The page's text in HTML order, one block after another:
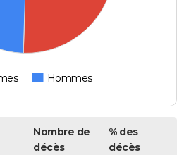
Hommes
Nombre de
décès
% des
décès